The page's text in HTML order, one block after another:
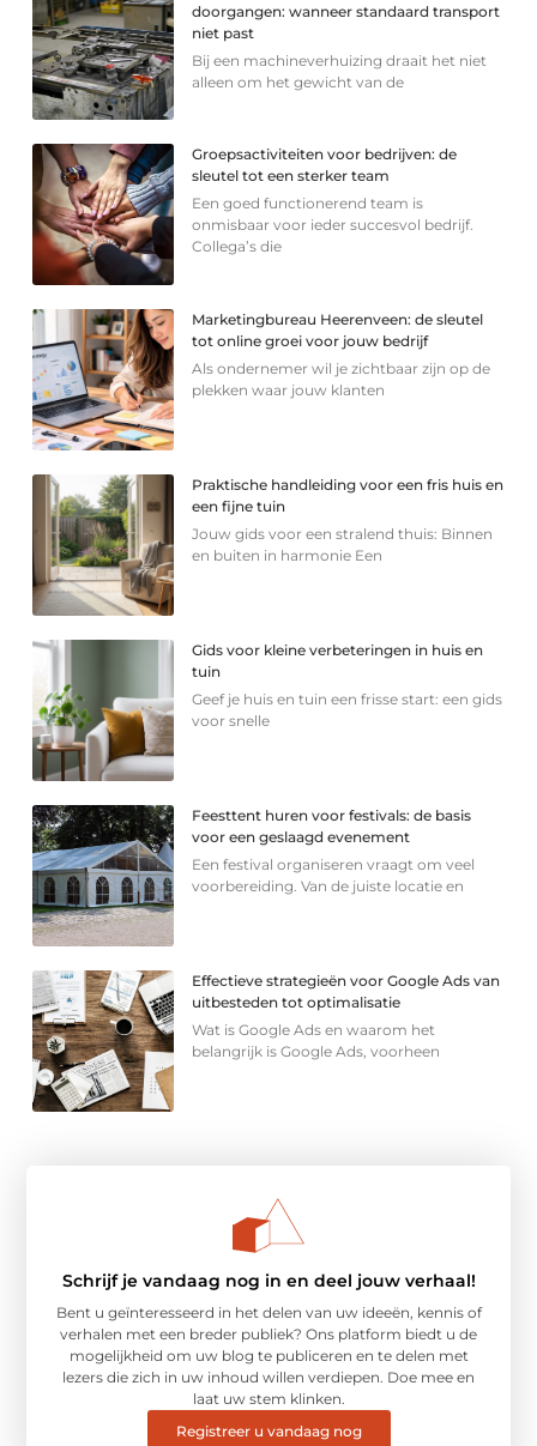
doorgangen: wanneer standaard transport
niet past
Bij een machineverhuizing draait het niet
alleen om het gewicht van de
Groepsactiviteiten voor bedrijven: de
sleutel tot een sterker team
Een goed functionerend team is
onmisbaar voor ieder succesvol bedrijf.
Collega’s die
Marketingbureau Heerenveen: de sleutel
tot online groei voor jouw bedrijf
Als ondernemer wil je zichtbaar zijn op de
plekken waar jouw klanten
Praktische handleiding voor een fris huis en
een fijne tuin
Jouw gids voor een stralend thuis: Binnen
en buiten in harmonie Een
Gids voor kleine verbeteringen in huis en
tuin
Geef je huis en tuin een frisse start: een gids
voor snelle
Feesttent huren voor festivals: de basis
voor een geslaagd evenement
Een festival organiseren vraagt om veel
voorbereiding. Van de juiste locatie en
Effectieve strategieën voor Google Ads van
uitbesteden tot optimalisatie
Wat is Google Ads en waarom het
belangrijk is Google Ads, voorheen
Schrijf je vandaag nog in en deel jouw verhaal!
Bent u geïnteresseerd in het delen van uw ideeën, kennis of
verhalen met een breder publiek? Ons platform biedt u de
mogelijkheid om uw blog te publiceren en te delen met
lezers die zich in uw inhoud willen verdiepen. Doe mee en
laat uw stem klinken.
Registreer u vandaag nog